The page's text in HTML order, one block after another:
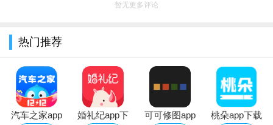
暂无更多评论
热门推荐
汽车之家app
婚礼纪app下
可可修图app
桃朵app下载